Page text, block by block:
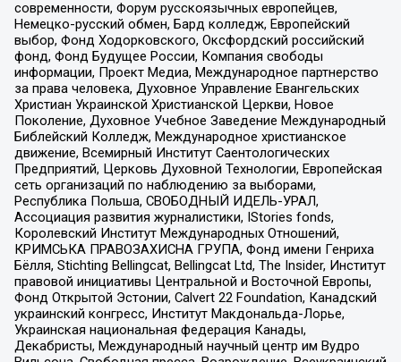
современности, Форум русскоязычных европейцев,
Немецко-русский обмен, Бард колледж, Европейский
выбор, Фонд Ходорковского, Оксфордский российский
фонд, Фонд Будущее России, Компания свободы
информации, Проект Медиа, Международное партнерство
за права человека, Духовное Управление Евангельских
Христиан Украинской Христианской Церкви, Новое
Поколение, Духовное Учебное Заведение Международный
Библейский Колледж, Международное христианское
движение, Всемирный Институт Саентологических
Предприятий, Церковь Духовной Технологии, Европейская
сеть организаций по наблюдению за выборами,
Республика Польша, СВОБОДНЫЙ ИДЕЛЬ-УРАЛ,
Ассоциация развития журналистики, IStories fonds,
Королевский Институт Международных Отношений,
КРИМСЬКА ПРАВОЗАХИСНА ГРУПА, Фонд имени Генриха
Бёлля, Stichting Bellingcat, Bellingcat Ltd, The Insider, Институт
правовой инициативы Центральной и Восточной Европы,
Фонд Открытой Эстонии, Calvert 22 Foundation, Канадский
украинский конгресс, Институт Макдональда-Лорье,
Украинская национальная федерация Канады,
Декабристы, Международный научный центр им Вудро